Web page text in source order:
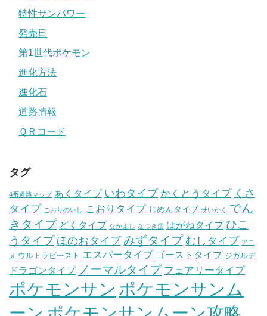
特性サンパワー
発売日
第1世代ポケモン
進化方法
進化石
道路情報
ＱＲコード
タグ
4番道路マップ あくタイプ いわタイプ かくとうタイプ くさ
タイプ こおりのいし こおりタイプ じめんタイプ せいかく
でん
きタイプ どくタイプ なかよし なつき度 はがねタイプ ひこ
うタイプ ほのおタイプ みずタイプ むしタイプ アニ
メ ウルトラビースト エスパータイプ ゴーストタイプ ジガルデ
ドラゴンタイプ ノーマルタイプ フェアリータイプ
ポケモンサン ポケモンサンム